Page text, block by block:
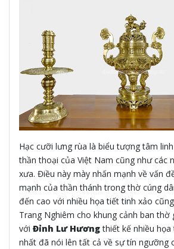
Hạc cưỡi lưng rùa là biểu tượng tâm
thần thoại của Việt Nam cũng như các
xưa. Điều này mày nhấn mạnh về vấn
mạnh của thần thánh trong thờ cúng
đến cao với nhiều họa tiết tinh xảo
Trang Nghiêm cho khung cảnh ban thờ
với Đỉnh Lư Hươngthiết kế nhiều
nhất đã nói lên tất cả về sự tín ngưỡng